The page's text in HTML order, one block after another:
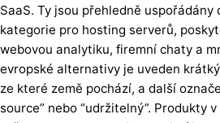
SaaS. Ty jsou přehledně uspořádány
kategorie pro hosting serverů,
webovou analytiku, firemní chaty a
evropské alternativy je uveden
ze které země pochází, a další
source” nebo “udržitelný”. Produkty